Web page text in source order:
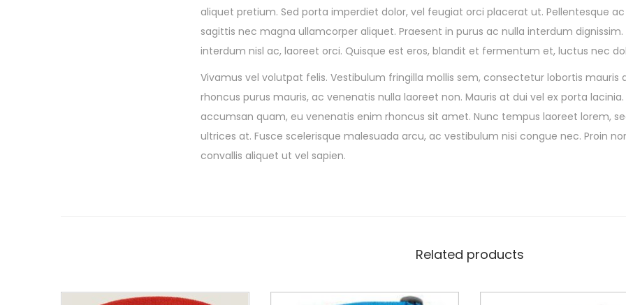
aliquet pretium. Sed porta imperdiet dolor, vel feugiat orci placerat ut. Pellentesque
sagittis nec magna ullamcorper aliquet. Praesent in purus ac nulla interdum
interdum nisl ac, laoreet orci. Quisque est eros, blandit et fermentum et, luctus nec
Vivamus vel volutpat felis. Vestibulum fringilla mollis sem, consectetur lobortis mauris
rhoncus purus mauris, ac venenatis nulla laoreet non. Mauris at dui vel ex porta
accumsan quam, eu venenatis enim rhoncus sit amet. Nunc tempus laoreet lorem,
ultrices at. Fusce scelerisque malesuada arcu, ac vestibulum nisi congue nec. Proin
convallis aliquet ut vel sapien.
Related products